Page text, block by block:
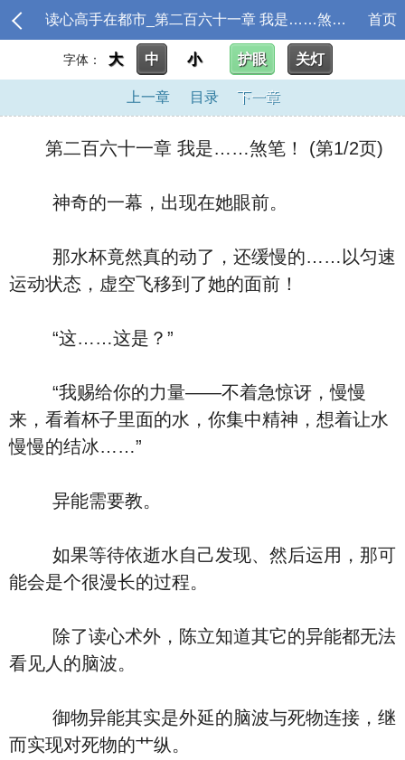
读心高手在都市_第二百六十一章 我是……煞笔！ 首页
字体： 大 中 小 护眼 关灯
上一章 目录 下一章
第二百六十一章 我是……煞笔！ (第1/2页)
神奇的一幕，出现在她眼前。
那水杯竟然真的动了，还缓慢的……以匀速
运动状态，虚空飞移到了她的面前！
“这……这是？”
“我赐给你的力量――不着急惊讶，慢慢
来，看着杯子里面的水，你集中精神，想着让水
慢慢的结冰……”
异能需要教。
如果等待依逝水自己发现、然后运用，那可
能会是个很漫长的过程。
除了读心术外，陈立知道其它的异能都无法
看见人的脑波。
御物异能其实是外延的脑波与死物连接，继
而实现对死物的艹纵。